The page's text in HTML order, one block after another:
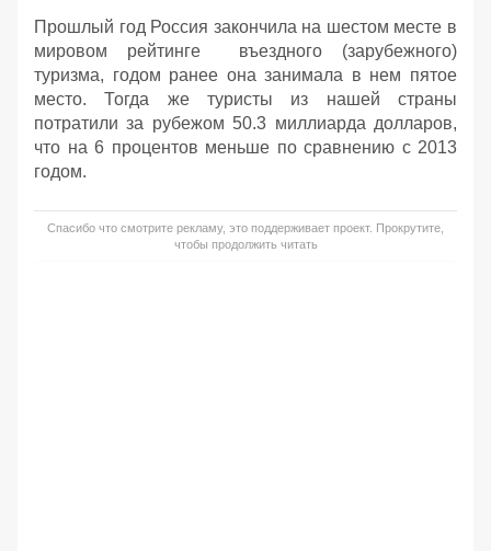
Прошлый год Россия закончила на шестом месте в
мировом рейтинге въездного (зарубежного)
туризма, годом ранее она занимала в нем пятое
место. Тогда же туристы из нашей страны
потратили за рубежом 50.3 миллиарда долларов,
что на 6 процентов меньше по сравнению с 2013
годом.
Спасибо что смотрите рекламу, это поддерживает проект. Прокрутите,
чтобы продолжить читать